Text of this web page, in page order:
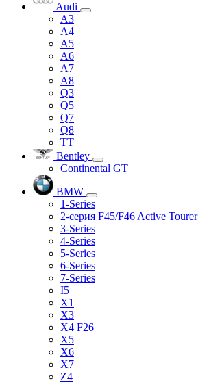
Audi
A3
A4
A5
A6
A7
A8
Q3
Q5
Q7
Q8
TT
Bentley
Continental GT
BMW
1-Series
2-серия F45/F46 Active Tourer
3-Series
4-Series
5-Series
6-Series
7-Series
I5
X1
X3
X4 F26
X5
X6
X7
Z4